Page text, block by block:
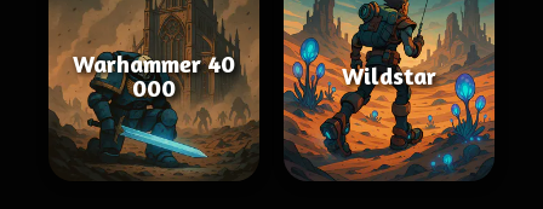
Warhammer 40
000
Wildstar